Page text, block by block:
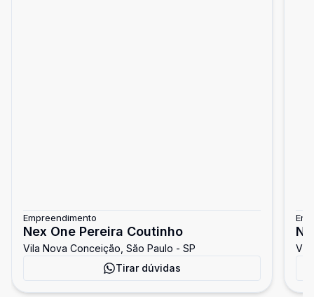
Empreendimento
Nex One Pereira Coutinho
Vila Nova Conceição, São Paulo - SP
Tirar dúvidas